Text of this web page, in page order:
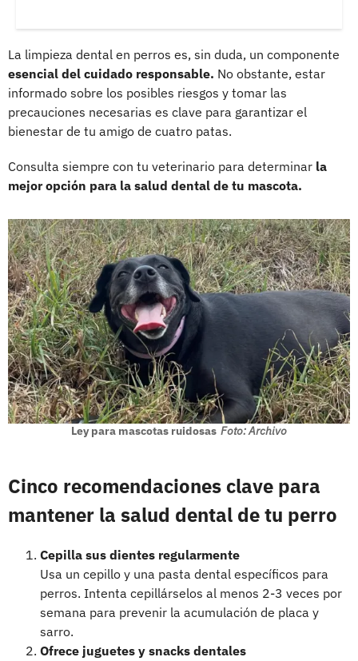
La limpieza dental en perros es, sin duda, un componente
esencial del cuidado responsable. No obstante, estar
informado sobre los posibles riesgos y tomar las
precauciones necesarias es clave para garantizar el
bienestar de tu amigo de cuatro patas.
Consulta siempre con tu veterinario para determinar la
mejor opción para la salud dental de tu mascota.
Ley para mascotas ruidosas Foto: Archivo
Cinco recomendaciones clave para
mantener la salud dental de tu perro
Cepilla sus dientes regularmente
Usa un cepillo y una pasta dental específicos para
perros. Intenta cepillárselos al menos 2-3 veces por
semana para prevenir la acumulación de placa y
sarro.
Ofrece juguetes y snacks dentales